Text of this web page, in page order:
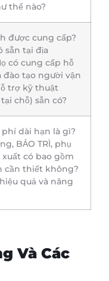
thế nào?
được cung cấp?
sẵn tại địa
có cung cấp hỗ
tạo người vận
trợ kỹ thuật
chỗ) sẵn có?
dài hạn là gì?
BẢO TRÌ, phụ
có bao gồm
cần thiết không?
quả và năng
Và Các